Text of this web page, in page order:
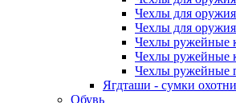
Чехлы для
Чехлы для
Чехлы ружейные
Чехлы ружейные
Чехлы ружейные
Ягдташи - сумки
Обувь